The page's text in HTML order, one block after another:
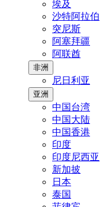
埃及
沙特阿拉伯
突尼斯
阿塞拜疆
阿联酋
非洲
尼日利亚
亚洲
中国台湾
中国大陆
中国香港
印度
印度尼西亚
新加披
日本
泰国